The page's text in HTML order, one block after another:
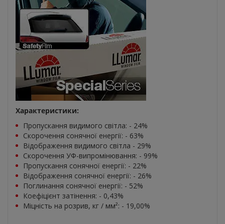
Характеристики:
Пропускання видимого світла: - 24%
Скорочення сонячної енергії: - 63%
Відображення видимого світла - 29%
Скорочення УФ-випромінювання: - 99%
Пропускання сонячної енергії: - 22%
Відображення сонячної енергії: - 26%
Поглинання сонячної енергії: - 52%
Коефіцієнт затінення: - 0,43%
Міцність на розрив, кг / мм²: - 19,00%